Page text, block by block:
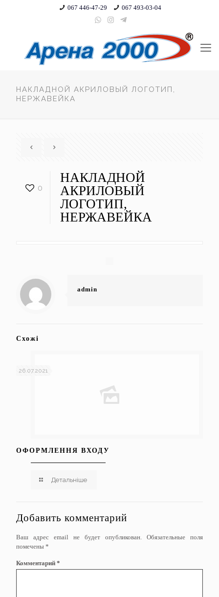
067 446-47-29 067 493-03-04
НАКЛАДНОЙ АКРИЛОВЫЙ ЛОГОТИП,
НЕРЖАВЕЙКА
0
НАКЛАДНОЙ
АКРИЛОВЫЙ
ЛОГОТИП,
НЕРЖАВЕЙКА
admin
Схожі
26.07.2021
ОФОРМЛЕННЯ ВХОДУ
Детальніше
Добавить комментарий
Ваш адрес email не будет опубликован.
Обязательные поля
помечены *
Комментарий *